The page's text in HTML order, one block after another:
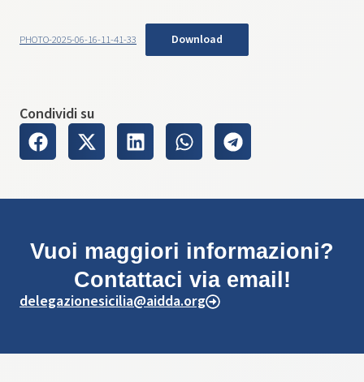
PHOTO-2025-06-16-11-41-33 Download
Condividi su
Vuoi maggiori informazioni?
Contattaci via email!
delegazionesicilia@aidda.org